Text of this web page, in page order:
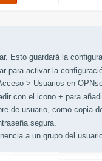
Esto guardará la
para activar la
> Usuarios en
con el icono + para
de usuario, como copia
segura.
a un grupo del